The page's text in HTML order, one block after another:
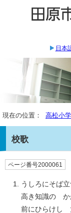
日本
現在の位置： 高松小
校歌
ページ番号2000061
うしろにそば
高き知識の か
前にひらけし